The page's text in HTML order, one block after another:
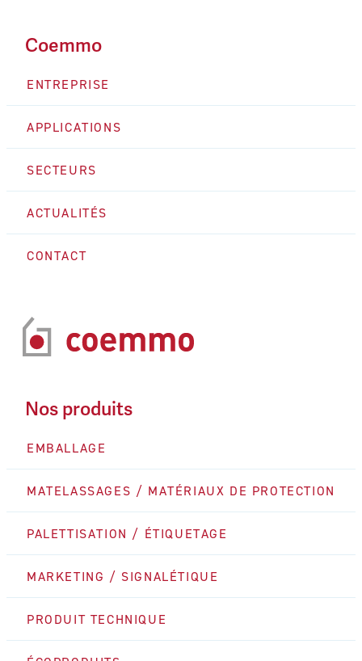
Coemmo
ENTREPRISE
APPLICATIONS
SECTEURS
ACTUALITÉS
CONTACT
Nos produits
EMBALLAGE
MATELASSAGES / MATÉRIAUX DE PROTECTION
PALETTISATION / ÉTIQUETAGE
MARKETING / SIGNALÉTIQUE
PRODUIT TECHNIQUE